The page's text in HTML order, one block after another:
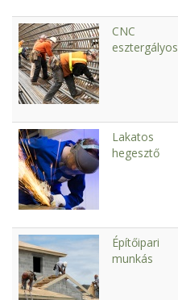
CNC
esztergályos
Lakatos
hegesztő
Építőipari
munkás